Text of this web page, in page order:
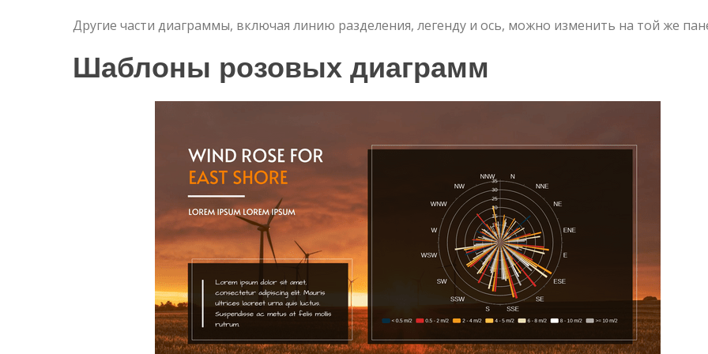
Другие части диаграммы, включая линию разделения, легенду и ось, можно изменить на той же
Шаблоны розовых диаграмм